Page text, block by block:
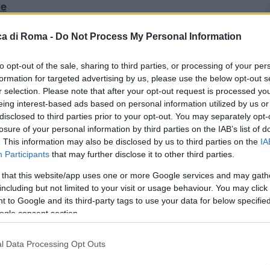
di Roma - Do Not Process My Personal Information
opt-out of the sale, sharing to third parties, or processing of your
for targeted advertising by us, please use the below opt-out
selection. Please note that after your opt-out request is processed
interest-based ads based on personal information utilized by us
to third parties prior to your opt-out. You may separately
of your personal information by third parties on the IAB’s list of
This information may also be disclosed by us to third parties on the
Participants that may further disclose it to other third parties.
that this website/app uses one or more Google services and may
but not limited to your visit or usage behaviour. You may
to Google and its third-party tags to use your data for below
consent section.
Data Processing Opt Outs
ha riservato purtroppo una sorpresa amara
uno dei suoi volontari.“Ora ha paura di prendere
avvenuto vicino alla stazione Battistini, poco
atto vile non può essere liquidato come una
problema che affligge l’intera società italiana.
, il giovane volontario è stato bersaglio di insulti e
Non è solo un attacco personale, ma un segnale
nella nostra capitale e nel Paese. La scia di
più tangibile, tanto da far temere anche le semplici
urgente di interventi da parte delle autorità. È
in occasione di eventi pubblici, ma